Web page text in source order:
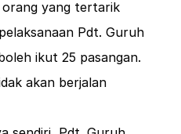
yang tertarik
Pdt. Guruh
ikut 25 pasangan.
akan berjalan